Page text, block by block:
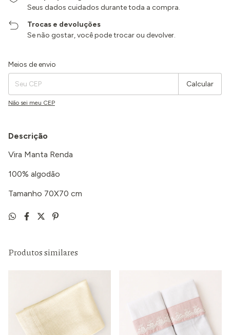
Seus dados cuidados durante toda a compra.
Trocas e devoluções
Se não gostar, você pode trocar ou devolver.
Entregas para o CEP:
Meios de envio
Calcular
Não sei meu CEP
Descrição
Vira Manta Renda
100% algodão
Tamanho 70X70 cm
Produtos similares